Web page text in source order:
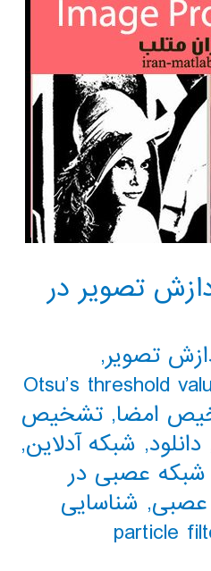
تصویر در
تصویر,
Otsu’s threshold
امضا, تشخیص
دانلود, شبکه آدلاین,
شبکه عصبی در
, شناسایی